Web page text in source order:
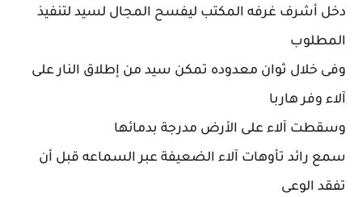
دخل أشرف غرفه المكتب ليفسح المجال لسيد لتنفيذ
المطلوب
وفى خلال ثوان معدوده تمكن سيد من إطلاق النار على
آلاء وفر هاربا
وسقطت آلاء على الأرض مدرجة بدمائها
سمع رائد تأوهات آلاء الضعيفة عبر السماعه قبل أن
تفقد الوعى